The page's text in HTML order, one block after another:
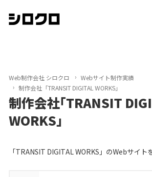
サービス
制作実績
Web制作会社 シロクロ
Webサイト制作実績
制作会社「TRANSIT DIGITAL WORKS」
制作会社「TRANSIT
WORKS」
「TRANSIT DIGITAL WORKS」のWebサイト